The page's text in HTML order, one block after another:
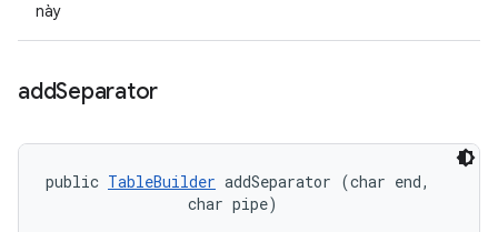
này
addSeparator
public TableBuilder addSeparator (char end,
                char pipe)